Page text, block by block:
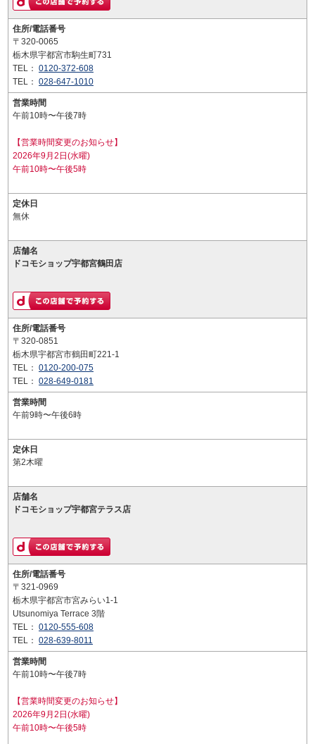
住所/電話番号
〒320-0065
栃木県宇都宮市駒生町731
TEL： 0120-372-608
TEL： 028-647-1010
営業時間
午前10時〜午後7時
【営業時間変更のお知らせ】
2026年9月2日(水曜)
午前10時〜午後5時
定休日
無休
店舗名
ドコモショップ宇都宮鶴田店
住所/電話番号
〒320-0851
栃木県宇都宮市鶴田町221-1
TEL： 0120-200-075
TEL： 028-649-0181
営業時間
午前9時〜午後6時
定休日
第2木曜
店舗名
ドコモショップ宇都宮テラス店
住所/電話番号
〒321-0969
栃木県宇都宮市宮みらい1-1
Utsunomiya Terrace 3階
TEL： 0120-555-608
TEL： 028-639-8011
営業時間
午前10時〜午後7時
【営業時間変更のお知らせ】
2026年9月2日(水曜)
午前10時〜午後5時